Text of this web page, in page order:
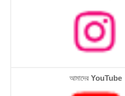
আমাদের YouTube